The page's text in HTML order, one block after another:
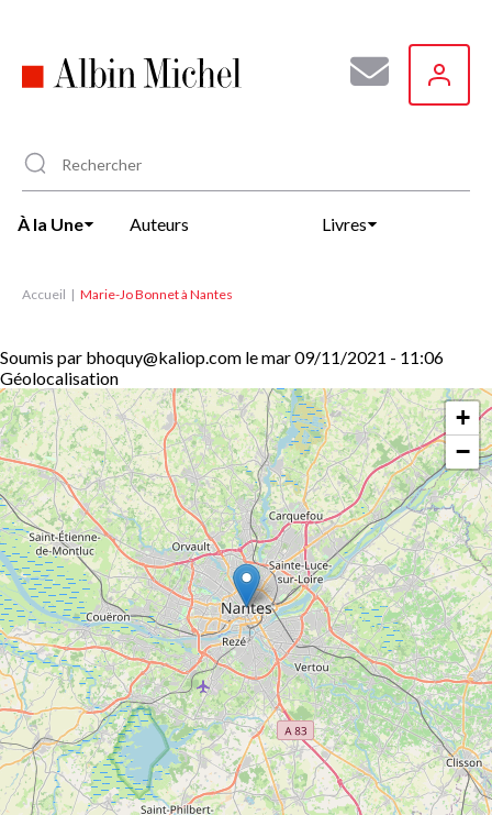
principal
À la Une Auteurs Livres
Accueil Marie-Jo Bonnet à Nantes
Soumis par bhoquy@kaliop.com lemar 09/11/2021 - 11:06
Géolocalisation
+
−